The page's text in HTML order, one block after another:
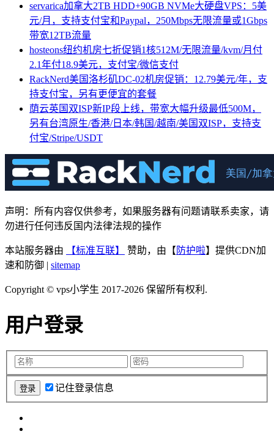
servarica加拿大2TB HDD+90GB NVMe大硬盘VPS：5美
元/月，支持支付宝和Paypal，250Mbps无限流量或1Gbps
带宽12TB流量
hosteons纽约机房七折促销1核512M/无限流量/kvm/月付
2.1年付18.9美元，支付宝/微信支付
RackNerd美国洛杉矶DC-02机房促销：12.79美元/年，支
持支付宝，另有更便宜的套餐
荫云英国双ISP新IP段上线，带宽大幅升级最低500M，
另有台湾原生/香港/日本/韩国/越南/美国双ISP，支持支
付宝/Stripe/USDT
声明：所有内容仅供参考，如果服务器有问题请联系卖家，请
勿进行任何违反国内法律法规的操作
本站服务器由 【标准互联】 赞助，由【 防护啦】提供CDN加
速和防御 | sitemap
Copyright © vps小学生 2017-2026 保留所有权利.
用户登录
记住登录信息